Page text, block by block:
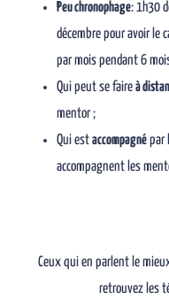
Peu chronophage: 1h30
décembre pour avoir le
par mois pendant 6
Qui peut se faire à
mentor ;
Qui est accompagné par
accompagnent les
Ceux qui en parlent le
retrouvez les